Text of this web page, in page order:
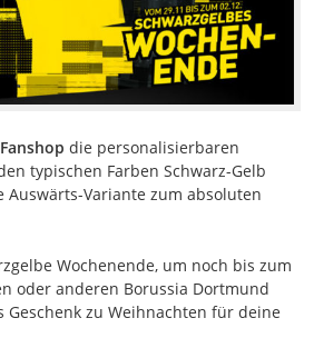
die personalisierbaren
typischen Farben Schwarz-Gelb
Variante zum absoluten
Wochenende, um noch bis zum
oder anderen Borussia Dortmund
Geschenk zu Weihnachten für deine